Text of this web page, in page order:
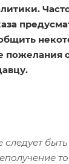
пожелания
следует